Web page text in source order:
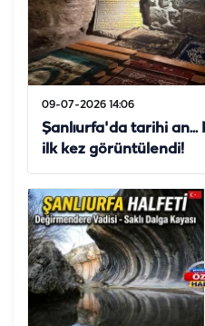
09-07-2026 14:06
Şanlıurfa'da tarihi
ilk kez görüntülendi!